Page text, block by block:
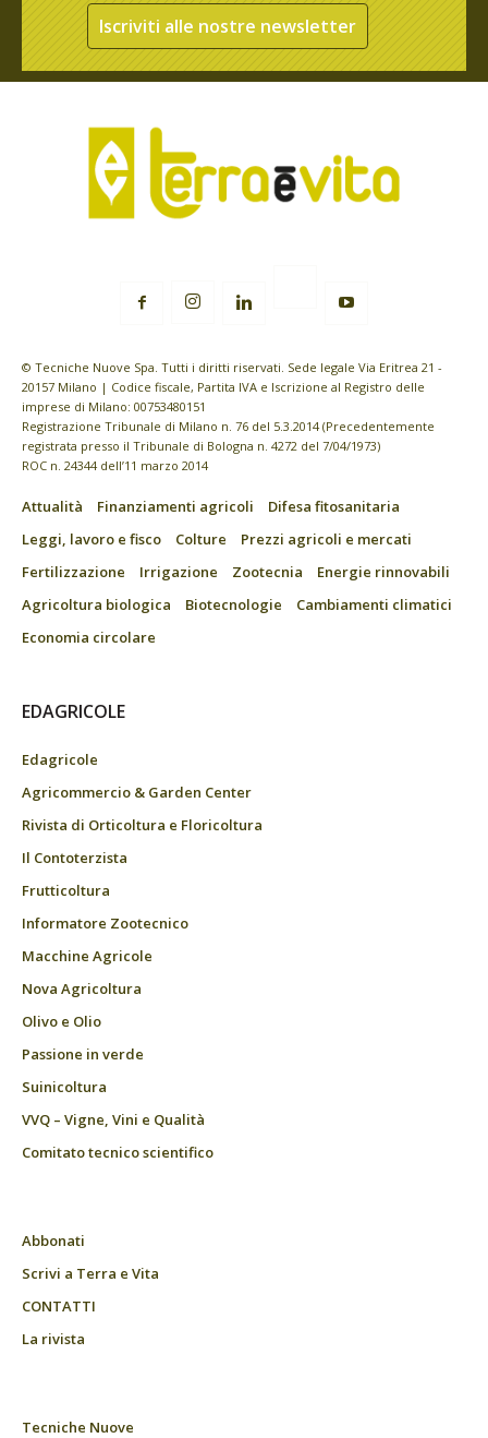
Iscriviti alle nostre newsletter
© Tecniche Nuove Spa. Tutti i diritti riservati. Sede legale Via Eritrea 21 -
20157 Milano | Codice fiscale, Partita IVA e Iscrizione al Registro delle
imprese di Milano: 00753480151
Registrazione Tribunale di Milano n. 76 del 5.3.2014 (Precedentemente
registrata presso il Tribunale di Bologna n. 4272 del 7/04/1973)
ROC n. 24344 dell’11 marzo 2014
Attualità Finanziamenti agricoli
Difesa fitosanitaria
Leggi, lavoro e fisco
Colture
Prezzi agricoli e mercati
Fertilizzazione
Irrigazione Zootecnia
Energie rinnovabili
Agricoltura biologica
Biotecnologie
Cambiamenti climatici
Economia circolare
EDAGRICOLE
Edagricole
Agricommercio & Garden Center
Rivista di Orticoltura e Floricoltura
Il Contoterzista
Frutticoltura
Informatore Zootecnico
Macchine Agricole
Nova Agricoltura
Olivo e Olio
Passione in verde
Suinicoltura
VVQ – Vigne, Vini e Qualità
Comitato tecnico scientifico
Abbonati
Scrivi a Terra e Vita
CONTATTI
La rivista
Tecniche Nuove